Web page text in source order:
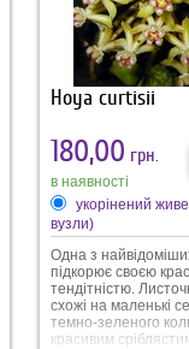
Hoya curtisii
180,00 грн.
в наявності
укорінений
вузли)
Одна з
підкорює своєю
тендітністю.
схожі на маленькі
темно-зеленого
красивим